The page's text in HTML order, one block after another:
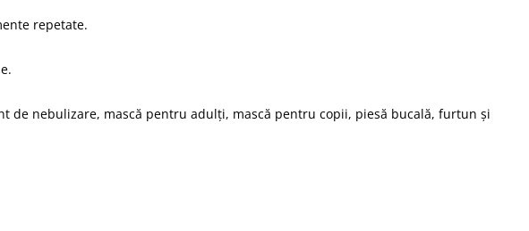
repetate.
nebulizare, mască pentru adulți, mască pentru copii, piesă bucală, furtun și